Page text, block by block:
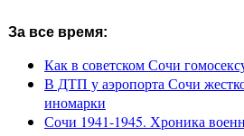
За все время:
Как в советском Сочи
В ДТП у аэропорта Сочи
иномарки
Сочи 1941-1945. Хроника